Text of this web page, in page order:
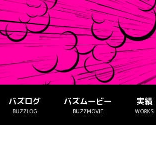
バズログ
BUZZLOG
バズムービー
BUZZMOVIE
実績
WORKS